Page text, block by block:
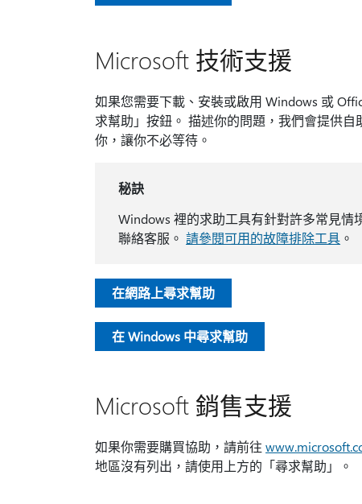
Microsoft 技術支援
如果您需要下載、安裝或啟用 Windows 或
求幫助」按鈕。 描述你的問題，我們會提供
你，讓你不必等待。
秘訣
Windows 裡的求助工具有針對許多常見
聯絡客服。請參閱可用的故障排除工具 。
在網路上尋求幫助
在 Windows 中尋求幫助
Microsoft 銷售支援
如果你需要購買協助，請前往
地區沒有列出，請使用上方的「尋求幫助」。